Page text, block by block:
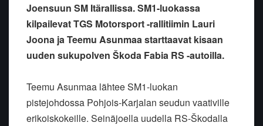
Joensuun SM Itärallissa. SM1-luokassa
kilpailevat TGS Motorsport -rallitiimin Lauri
Joona ja Teemu Asunmaa starttaavat kisaan
uuden sukupolven Škoda Fabia RS -autoilla.
Teemu Asunmaa lähtee SM1-luokan
pistejohdossa Pohjois-Karjalan seudun vaativille
erikoiskokeille. Seinäjoella uudella RS-Škodalla